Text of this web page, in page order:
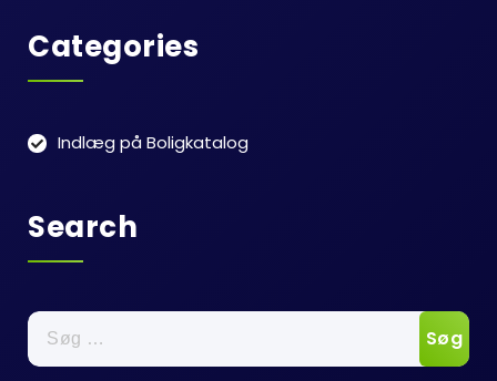
Categories
Indlæg på Boligkatalog
Search
Søg
efter: